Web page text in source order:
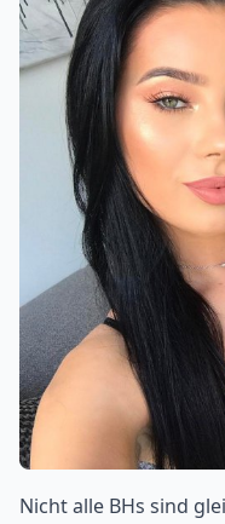
Nicht alle BHs sind